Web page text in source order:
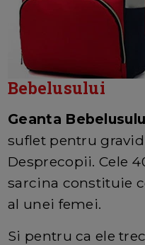
Bebelusului
Geanta
suflet pentru
Desprecopii. Cele
sarcina constituie
al unei femei.
Si pentru ca ele